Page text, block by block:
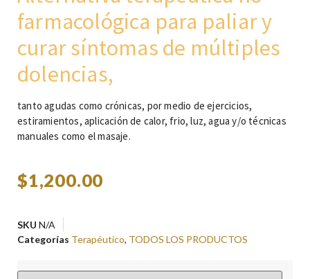
farmacológica para paliar y
curar síntomas de múltiples
dolencias,
tanto agudas como crónicas, por medio de ejercicios,
estiramientos, aplicación de calor, frio, luz, agua y/o técnicas
manuales como el masaje.
$1,200.00
SKU N/A
Categorías Terapéutico, TODOS LOS PRODUCTOS